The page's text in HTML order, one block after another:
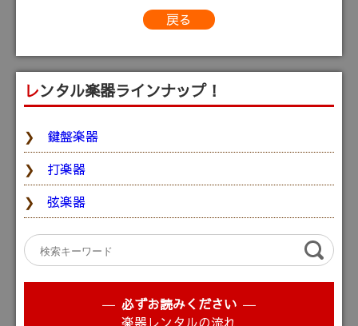
戻る
レンタル楽器ラインナップ！
鍵盤楽器
打楽器
弦楽器
必ずお読みください
楽器レンタルの流れ